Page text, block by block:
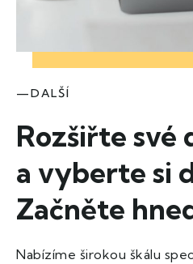
—DALŠÍ
Rozšiřte své
a vyberte si
Začněte
Nabízíme širokou škálu